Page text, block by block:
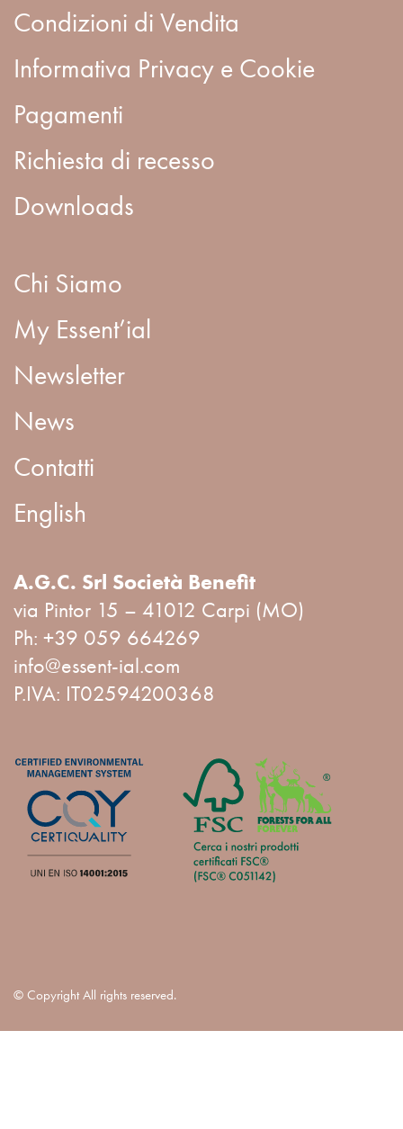
Condizioni di Vendita
Informativa Privacy e Cookie
Pagamenti
Richiesta di recesso
Downloads
Chi Siamo
My Essent’ial
Newsletter
News
Contatti
English
A.G.C. Srl Società Benefit
via Pintor 15 – 41012 Carpi (MO)
Ph: +39 059 664269
info@essent-ial.com
P.IVA: IT02594200368
© Copyright All rights reserved.